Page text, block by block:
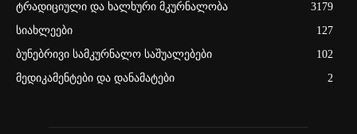
ტრადიციული და ხალხური მკურნალობა
3179
სიახლეები
127
ბუნებრივი სამკურნალო საშუალებები
102
მედიკამენტები და დანამატები
2